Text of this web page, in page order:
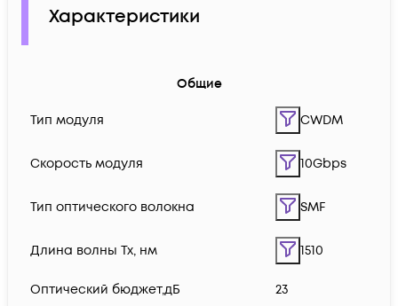
Характеристики
Общие
Тип модуля CWDM
Скорость модуля 10Gbps
Тип оптического волокна SMF
Длина волны Tx, нм 1510
Оптический бюджет,дБ 23